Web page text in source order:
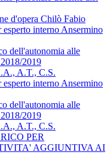
d'opera Chilò Fabio
interno Ansermino
dell'autonomia alle
2019
A.T., C.S.
interno Ansermino
dell'autonomia alle
2019
A.T., C.S.
PER
AGGIUNTIVA AI